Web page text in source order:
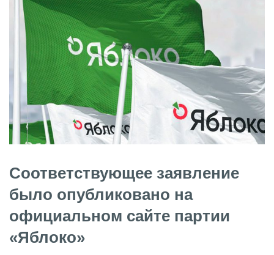
Соответствующее заявление
было опубликовано на
официальном сайте партии
«Яблоко»